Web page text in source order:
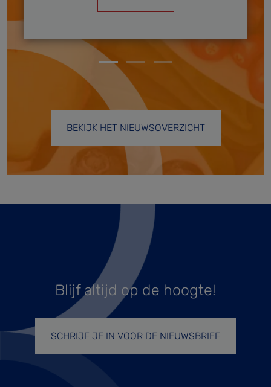
BEKIJK HET NIEUWSOVERZICHT
Blijf altijd op de hoogte!
SCHRIJF JE IN VOOR DE NIEUWSBRIEF